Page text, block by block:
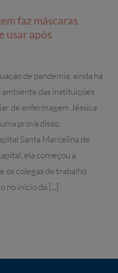
faz máscaras
usar após
de pandemia, ainda há
ambiente das instituições
de enfermagem Jéssica
prova disso.
Santa Marcelina de
ela começou a
os colegas de trabalho
no início da [...]